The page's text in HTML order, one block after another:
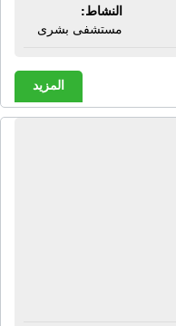
النشاط:
مستشفى بشرى
المزيد